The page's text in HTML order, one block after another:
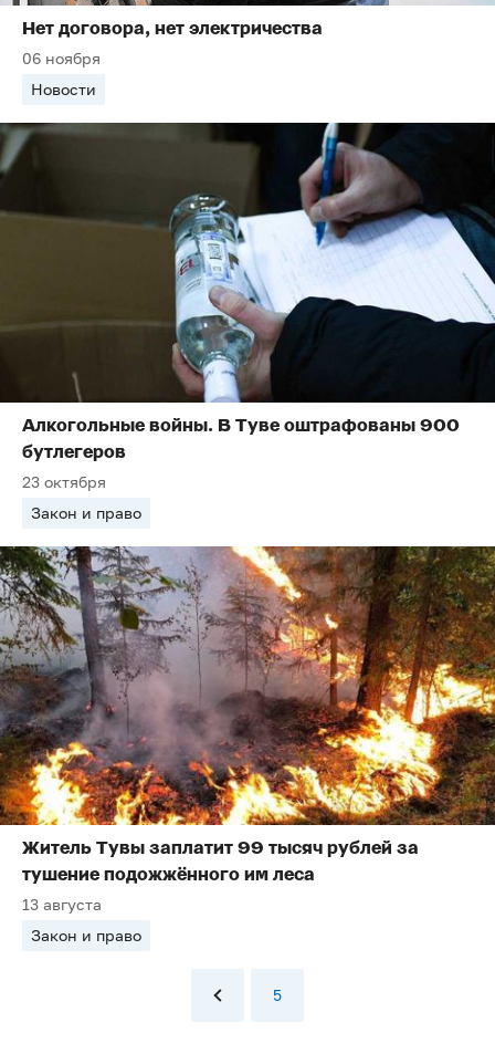
Нет договора, нет электричества
06 ноября
Новости
Алкогольные войны. В Туве оштрафованы 900
бутлегеров
23 октября
Закон и право
Житель Тувы заплатит 99 тысяч рублей за
тушение подожжённого им леса
13 августа
Закон и право
5